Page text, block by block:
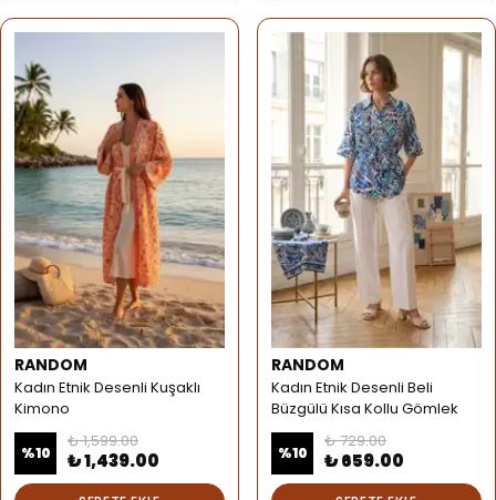
RANDOM
Kadın Etnik Desenli Kuşaklı
Kimono
%10
₺ 1,599.00
₺ 1,439.00
RANDOM
Kadın Etnik Desenli Beli
Büzgülü Kısa Kollu Gömlek
%10
₺ 729.00
₺ 659.00